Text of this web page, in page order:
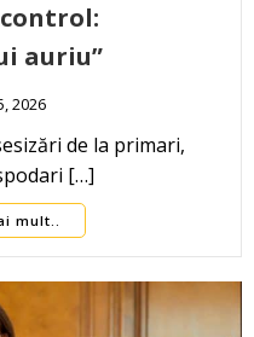
control:
auriu”
2026
de la primari,
[…]
mult..